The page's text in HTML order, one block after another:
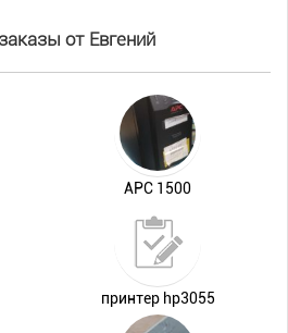
от Евгений
APC 1500
принтер hp3055